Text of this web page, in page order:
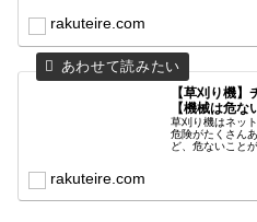
rakuteire.com
【草刈り機
【機械は危な
草刈り機はネッ
危険がたくさん
ど、危ないこと
rakuteire.com